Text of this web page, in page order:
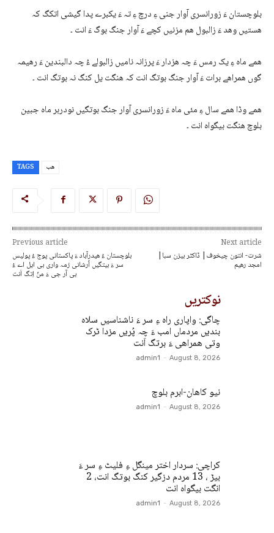
بلوچستان ءَ زورانسری آوار جنی ءِ درچ ءِ تہ ءَ یکبرے پدا گیشی اتکگ کہ
ھستیں وھد ءَ زالبول ھم مزنیں کچے ءَ آوار جنگ بوگ ءَ انت ۔
ھمے ماہ ءِ یک رمس ءَ چہ ھزدار ءَ پرزانہ نامیں زالبولے ءُ چہ دالبندین ءَ رھیمہ
گوں ھمراھے برات ءَ آوار جنگ بوتگ انت کہ ھنگت یل کنگ نہ بوتگ انت ۔
ھمے وڈا ھمے سال ءِ مئی ماہ ءَ زورانسری آوار جنگ بوتگیں نودربر ماہ جبین
بلوچ ھنگت بیگواہ انت ۔
TAGS ھب
Previous article
بلوچستان ءُ ھیدرآباد ءَ پاکستانی پوج ءُ پولیس
سر ءَ بیتگیں اُرشانی زمہ واری بی ایل اے ءُ
بی آر جی ءَ منّ اِتگ اَنت
Next article
شرت- انتون چیخوف| ڈاکٹر بیزن سبا|
امجد رھیم
نوکتریں
چاگی: واپاری راہ ءِ سر ءَ ناشناسیں سلاہ
بندیں مردماں امب ءَ چہ پُریں مزدا ٹرک
وتی ھمراھی ءَ برتگ اَنت
admin1 - August 8, 2026
نیو کاھان-ابرم بلوچ
admin1 - August 8, 2026
کراچی: سردار اختر مینگل ءِ فلیٹ ءِ سر ءَ
بیڑ ، 13 مردم دزگیر کنگ بوتگ انت، 2
انگت بیگواہ انت
admin1 - August 8, 2026